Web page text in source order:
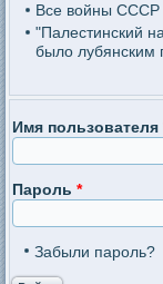
Все войны СССР
"Палестинский
было лубянским
Имя пользователя
Пароль*
Забыли пароль?